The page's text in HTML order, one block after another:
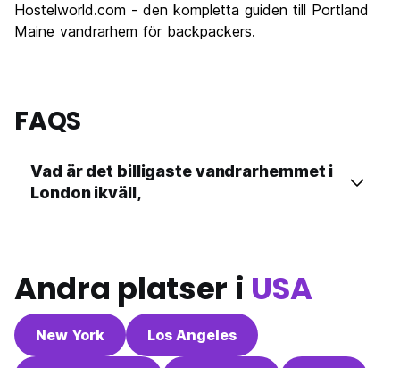
Hostelworld.com - den kompletta guiden till Portland
Maine vandrarhem för backpackers.
FAQS
Vad är det billigaste vandrarhemmet i
London ikväll,
Andra platser i USA
New York Los Angeles